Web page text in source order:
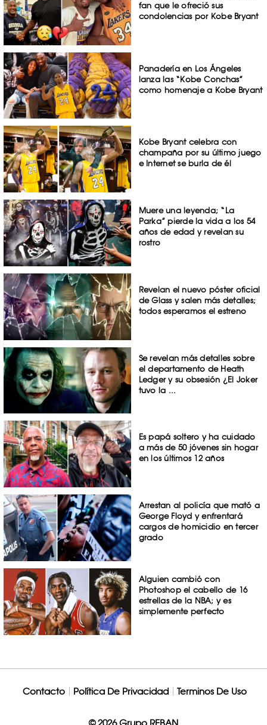
fan que le ofreció sus
condolencias por Kobe Bryant
Panadería en Los Ángeles
lanza las “Kobe Conchas”
como homenaje a Kobe Bryant
Kobe Bryant celebra con
champaña por su último juego
e Internet se burla de él
Muere una leyenda; “La
Parka” pierde la vida a los 54
años de edad y revelan su
rostro
Revelan el nuevo póster oficial
de Glass y salen más detalles;
todos esperamos el estreno
Se revelan más detalles sobre
el departamento de Heath
Ledger y su obsesión ¿El Joker
tuvo la ...
Es papá soltero y ha cuidado
a más de 50 jóvenes sin hogar
en los últimos 12 años
Arrestan al policía que mató a
George Floyd y enfrentará
cargos de homicidio en tercer
grado
Alguien cambió con
Photoshop el cabello de 16
estrellas de la NBA; y es
simplemente perfecto
Contacto Política De Privacidad Terminos De Uso
© 2026 Grupo REBAN